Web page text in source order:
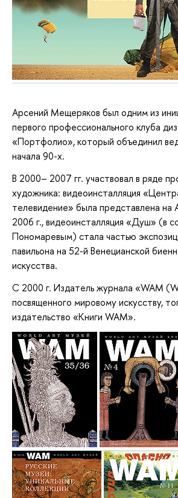
Арсений Мещеряков был одним из
первого профессионального клуба
«Портфолио», который объединил
начала 90-х.
В 2000– 2007 гг. участвовал в ряде
художника: видеоинсталляция
телевидение» была представлена
2006 г., видеоинсталляция «Душ» (в
Пономаревым) стала частью
павильона на 52-й Венецианской
искусства.
С 2000 г. Издатель журнала «WAM
посвященного мировому искусству,
издательство «Книги WAM».